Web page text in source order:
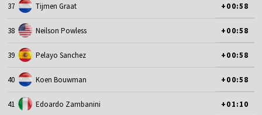
37 Tijmen Graat +00:58
38 Neilson Powless +00:58
39 Pelayo Sanchez +00:58
40 Koen Bouwman +00:58
41 Edoardo Zambanini +01:10